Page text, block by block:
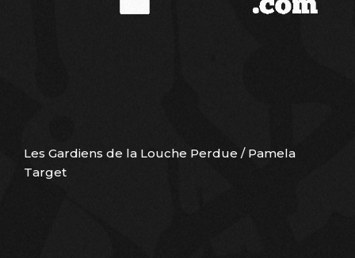
Les Gardiens de la Louche Perdue / Pamela
Target